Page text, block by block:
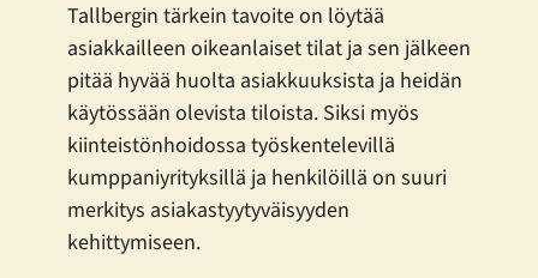
Tallbergin tärkein tavoite on löytää
asiakkailleen oikeanlaiset tilat ja sen jälkeen
pitää hyvää huolta asiakkuuksista ja heidän
käytössään olevista tiloista. Siksi myös
kiinteistönhoidossa työskentelevillä
kumppaniyrityksillä ja henkilöillä on suuri
merkitys asiakastyytyväisyyden
kehittymiseen.